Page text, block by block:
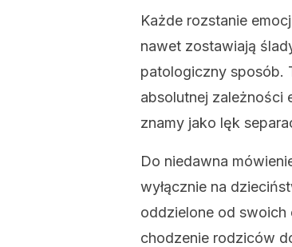
Każde rozstanie
nawet zostawiają
patologiczny sposób.
absolutnej zależności
znamy jako lęk
Do niedawna
wyłącznie na
oddzielone od swoich
chodzenie rodziców